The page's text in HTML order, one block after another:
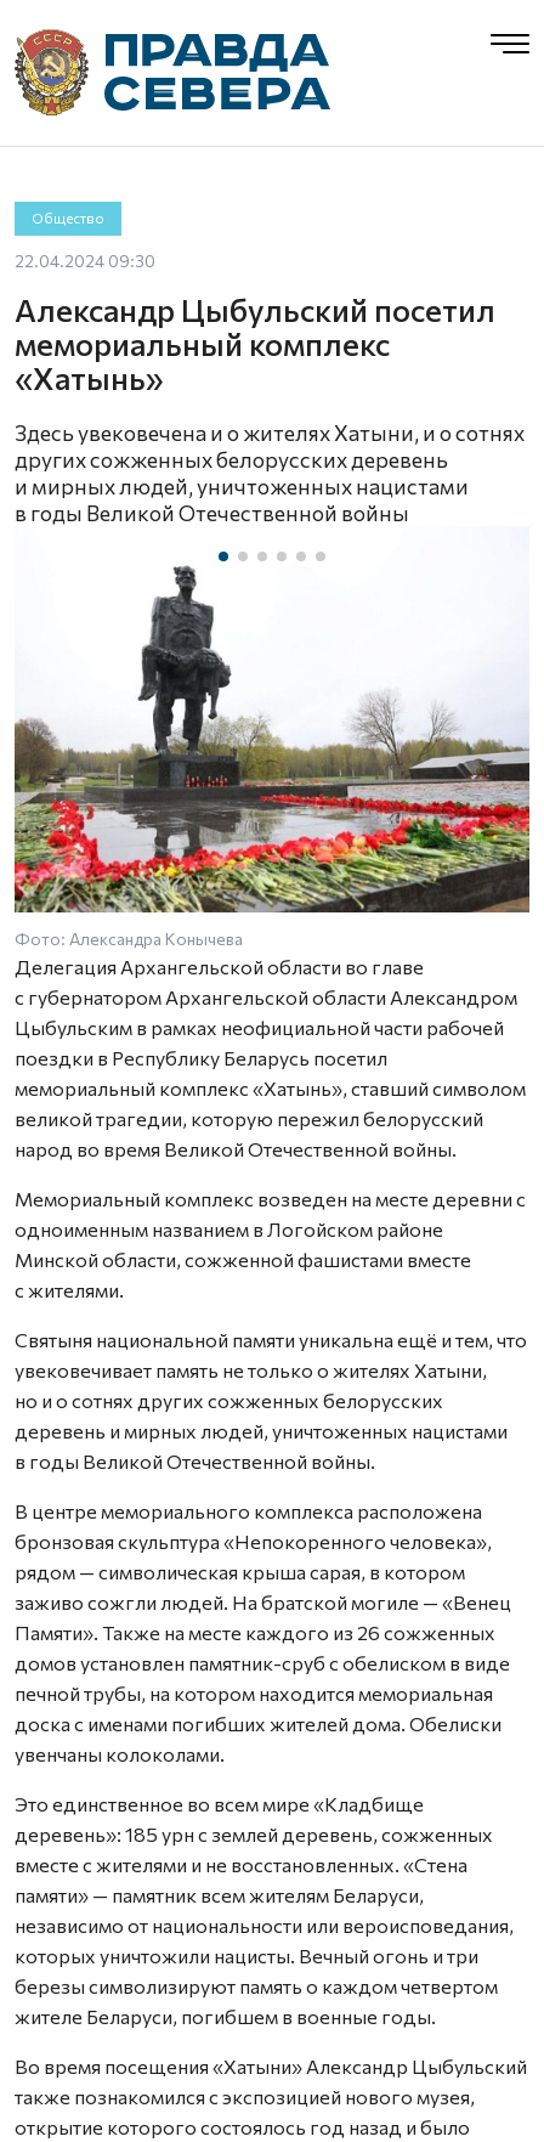
Общество
22.04.2024 09:30
Александр Цыбульский посетил
мемориальный комплекс
«Хатынь»
Здесь увековечена и о жителях Хатыни, и о сотнях
других сожженных белорусских деревень
и мирных людей, уничтоженных нацистами
в годы Великой Отечественной войны
Фото: Александра Конычева
Делегация Архангельской области во главе
с губернатором Архангельской области Александром
Цыбульским в рамках неофициальной части рабочей
поездки в Республику Беларусь посетил
мемориальный комплекс «Хатынь», ставший символом
великой трагедии, которую пережил белорусский
народ во время Великой Отечественной войны.
Мемориальный комплекс возведен на месте деревни с
одноименным названием в Логойском районе
Минской области, сожженной фашистами вместе
с жителями.
Святыня национальной памяти уникальна ещё и тем, что
увековечивает память не только о жителях Хатыни,
но и о сотнях других сожженных белорусских
деревень и мирных людей, уничтоженных нацистами
в годы Великой Отечественной войны.
В центре мемориального комплекса расположена
бронзовая скульптура «Непокоренного человека»,
рядом — символическая крыша сарая, в котором
заживо сожгли людей. На братской могиле — «Венец
Памяти». Также на месте каждого из 26 сожженных
домов установлен памятник-сруб с обелиском в виде
печной трубы, на котором находится мемориальная
доска с именами погибших жителей дома. Обелиски
увенчаны колоколами.
Это единственное во всем мире «Кладбище
деревень»: 185 урн с землей деревень, сожженных
вместе с жителями и не восстановленных. «Стена
памяти» — памятник всем жителям Беларуси,
независимо от национальности или вероисповедания,
которых уничтожили нацисты. Вечный огонь и три
березы символизируют память о каждом четвертом
жителе Беларуси, погибшем в военные годы.
Во время посещения «Хатыни» Александр Цыбульский
также познакомился с экспозицией нового музея,
открытие которого состоялось год назад и было